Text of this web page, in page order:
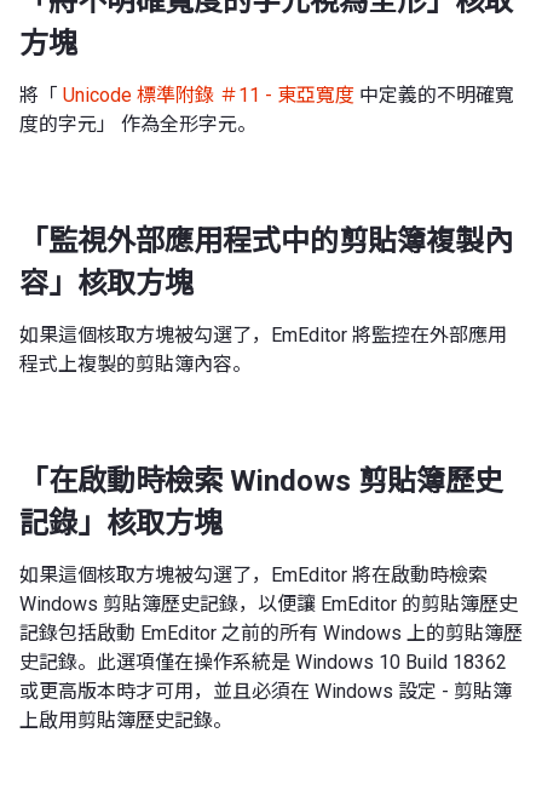
方塊
將「 Unicode 標準附錄 ＃11 - 東亞寬度 中定義的不明確寬
度的字元」 作為全形字元。
「監視外部應用程式中的剪貼簿複製內
容」核取方塊
如果這個核取方塊被勾選了，EmEditor 將監控在外部應用
程式上複製的剪貼簿內容。
「在啟動時檢索 Windows 剪貼簿歷史
記錄」核取方塊
如果這個核取方塊被勾選了，EmEditor 將在啟動時檢索
Windows 剪貼簿歷史記錄，以便讓 EmEditor 的剪貼簿歷史
記錄包括啟動 EmEditor 之前的所有 Windows 上的剪貼簿歷
史記錄。此選項僅在操作系統是 Windows 10 Build 18362
或更高版本時才可用，並且必須在 Windows 設定 - 剪貼簿
上啟用剪貼簿歷史記錄。